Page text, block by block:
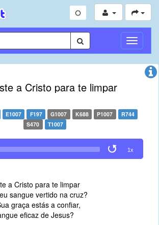
a Cristo para te limpar
E1007 F197 G1007 K688 P1007
R744
S470
T1007
1x
a Cristo para te limpar
sangue vertido na cruz?
graça estás a confiar,
eficaz de Jesus?